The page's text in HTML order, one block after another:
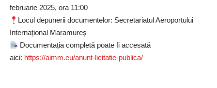
februarie 2025, ora 11:00
Locul depunerii documentelor: Secretariatul Aeroportului
Internațional Maramureș
Documentația completă poate fi accesată
aici: https://aimm.eu/anunt-licitatie-publica/